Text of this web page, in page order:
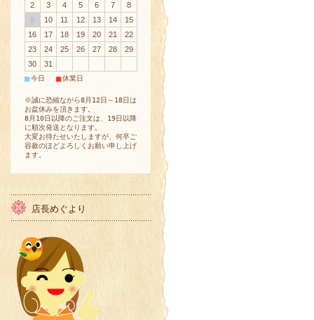
2
3 4 5 6 7
8
9
10 11 12 13 14
15
16
17 18 19 20 21
22
23
24 25 26 27 28
29
30
31
■今日 ■休業日
※誠に恐縮ながら8月12日～18日は
お盆休みを頂きます。
8月10日以降のご注文は、19日以降
に順次発送となります。
大変お待たせいたしますが、何卒ご
容赦のほどよろしくお願い申し上げ
ます。
店長めぐより